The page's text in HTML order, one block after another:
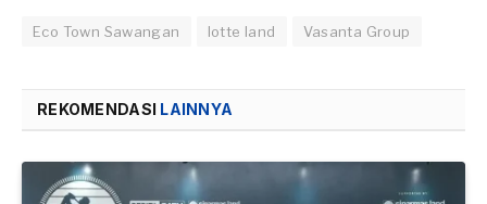
Eco Town Sawangan lotte land Vasanta Group
REKOMENDASI LAINNYA